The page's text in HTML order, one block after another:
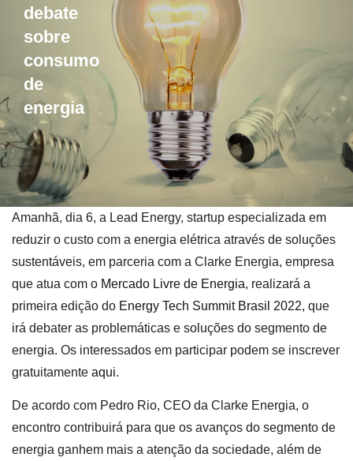
debate
sobre
consumo
de
energia
Amanhã, dia 6, a Lead Energy, startup especializada em
reduzir o custo com a energia elétrica através de soluções
sustentáveis, em parceria com a Clarke Energia, empresa
que atua com o Mercado Livre de Energia, realizará a
primeira edição do Energy Tech Summit Brasil 2022, que
irá debater as problemáticas e soluções do segmento de
energia. Os interessados em participar podem se inscrever
gratuitamente aqui.
De acordo com Pedro Rio, CEO da Clarke Energia, o
encontro contribuirá para que os avanços do segmento de
energia ganhem mais a atenção da sociedade, além de